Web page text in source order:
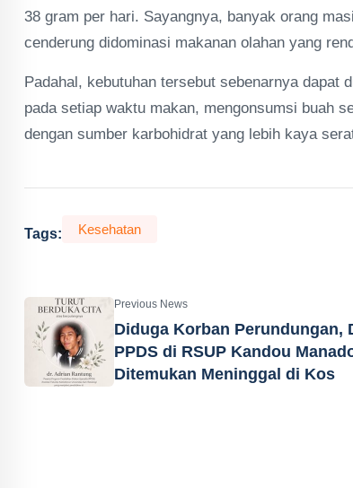
38 gram per hari. Sayangnya, banyak orang
cenderung didominasi makanan olahan yang
Padahal, kebutuhan tersebut sebenarnya dapat
pada setiap waktu makan, mengonsumsi buah
dengan sumber karbohidrat yang lebih kaya
Tags: Kesehatan
Previous News
Diduga Korban Perundungan,
PPDS di RSUP Kandou
Ditemukan Meninggal di Kos